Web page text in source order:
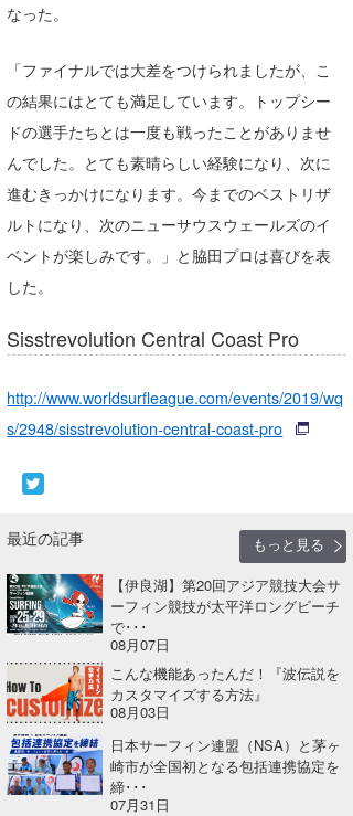
なった。
「ファイナルでは大差をつけられましたが、こ
の結果にはとても満足しています。トップシー
ドの選手たちとは一度も戦ったことがありませ
んでした。とても素晴らしい経験になり、次に
進むきっかけになります。今までのベストリザ
ルトになり、次のニューサウスウェールズのイ
ベントが楽しみです。」と脇田プロは喜びを表
した。
Sisstrevolution Central Coast Pro
http://www.worldsurfleague.com/events/2019/wq
s/2948/sisstrevolution-central-coast-pro
最近の記事
もっと見る
【伊良湖】第20回アジア競技大会サ
ーフィン競技が太平洋ロングビーチ
で･･･
08月07日
こんな機能あったんだ！『波伝説を
カスタマイズする方法』
08月03日
日本サーフィン連盟（NSA）と茅ヶ
崎市が全国初となる包括連携協定を
締･･･
07月31日
arukasvision
DELTA FORCE SURF
熊谷素子
嵯峨明日香
進士剛光
植村未来
NOBUFUKU
大野”MAR”修聖
+☆maki☆+
Aichan
ECE
G◎Da
H
KOBU
MIN
S.K
Soulman
VAGY
waka☆=
YUKI☆
たっちー